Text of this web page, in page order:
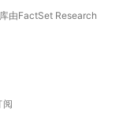
由FactSet Research
阅